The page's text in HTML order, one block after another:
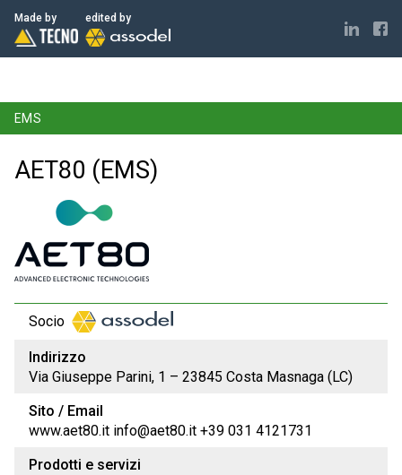
Made by edited by
ELECTRONICS MADE IN ITALY
EMS
AET80 (EMS)
Socio
Indirizzo
Via Giuseppe Parini, 1 – 23845 Costa Masnaga (LC)
Sito / Email
www.aet80.it info@aet80.it +39 031 4121731
Prodotti e servizi